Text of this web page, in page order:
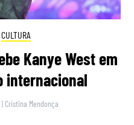
CULTURA
Kanye West em
internacional
| Cristina Mendonça